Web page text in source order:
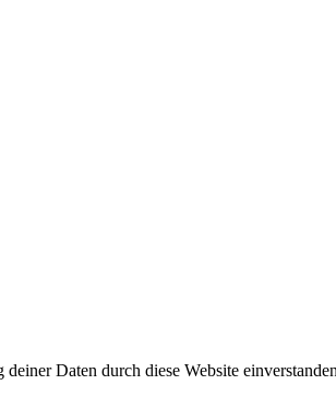
Daten durch diese Website